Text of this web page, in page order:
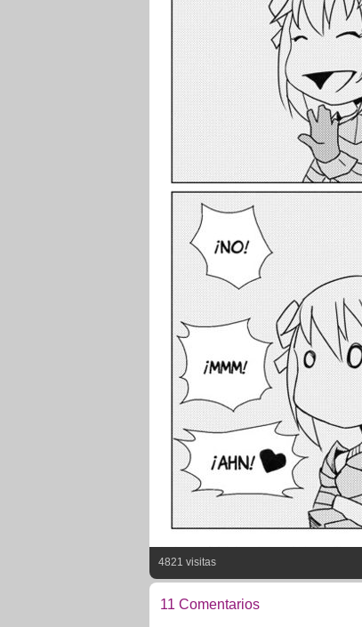
4821 visitas
11 Comentarios